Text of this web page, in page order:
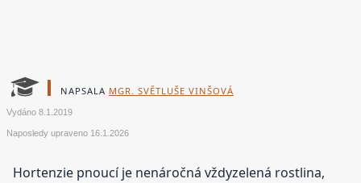
NAPSALA MGR. SVĚTLUŠE VINŠOVÁ
Vydáno 8.1.2019
Naposledy upraveno 16.1.2026
Hortenzie pnoucí je nenáročná vždyzelená rostlina,